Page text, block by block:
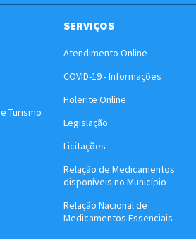
Turismo
SERVIÇOS
Atendimento Online
COVID-19 - Informações
Holerite Online
Legislação
Licitações
Relação de Medicamentos
disponíveis no Município
Relação Nacional de
Medicamentos Essenciais